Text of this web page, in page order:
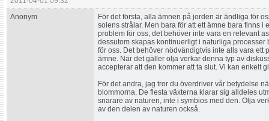
Anonym
För det första, alla ämnen på jorden är ändliga för
solens strålar. Men bara för att ett ämne bara finns i
problem för oss, det behöver inte vara en relevant
dessutom skapas kontinuerligt i naturliga
för oss. Det behöver nödvändigtvis inte alls vara ett
ämne. När det gäller olja verkar denna typ av
accepterar att den kommer att ta slut. Vi kan enkelt
För det andra, jag tror du överdriver vår betydelse
blommorna. De flesta växterna klarar sig alldeles
snarare av naturen, inte i symbios med den. Olja
av den delen av naturen också.